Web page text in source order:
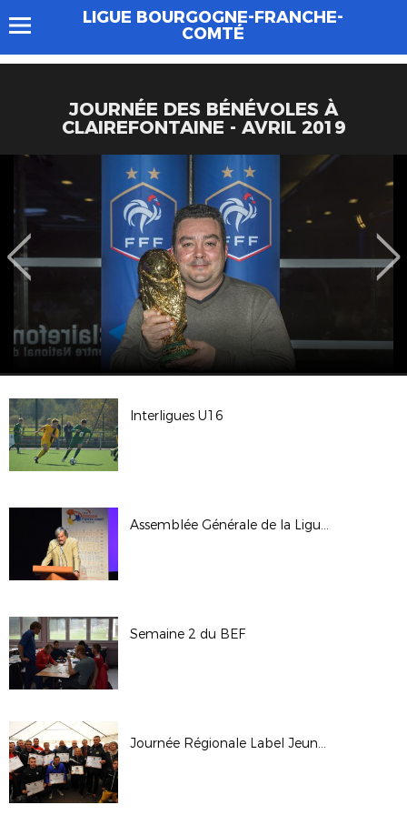
LIGUE BOURGOGNE-FRANCHE-
COMTÉ
JOURNÉE DES BÉNÉVOLES À
CLAIREFONTAINE - AVRIL 2019
Interligues U16
Assemblée Générale de la Ligue - Octobre 2017
Semaine 2 du BEF
Journée Régionale Label Jeunes